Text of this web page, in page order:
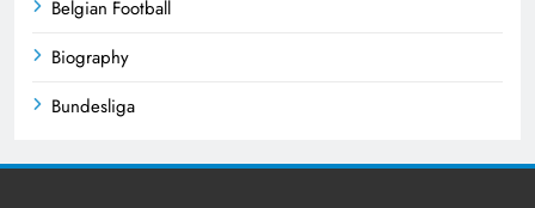
Belgian Football
Biography
Bundesliga